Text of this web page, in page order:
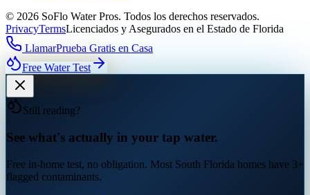
© 2026 SoFlo Water Pros. Todos los derechos reservados.
PrivacyTermsLicenciados y Asegurados en el Estado de Florida
LlamarPrueba Gratis en Casa
Free Water Test
Still reading?
See what's actually in your tap water.
Free in-home test, no obligation. Most South Florida homes have 3+
flagged contaminants.